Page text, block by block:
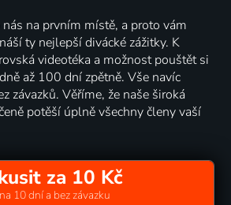
na prvním místě, a proto vám
ty nejlepší divácké zážitky. K
videotéka a možnost pouštět si
až 100 dní zpětně. Vše navíc
závazků. Věříme, že naše široká
potěší úplně všechny členy vaší
za 10 Kč
na 10 dní a bez závazku